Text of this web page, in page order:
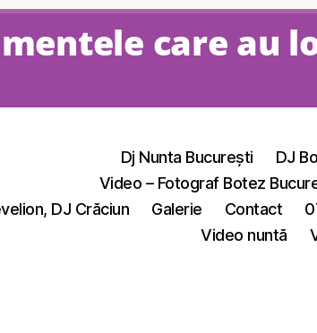
care au
Dj Nunta București DJ
Video – Fotograf Botez
DJ Crăciun
Galerie Contact
Video nuntă